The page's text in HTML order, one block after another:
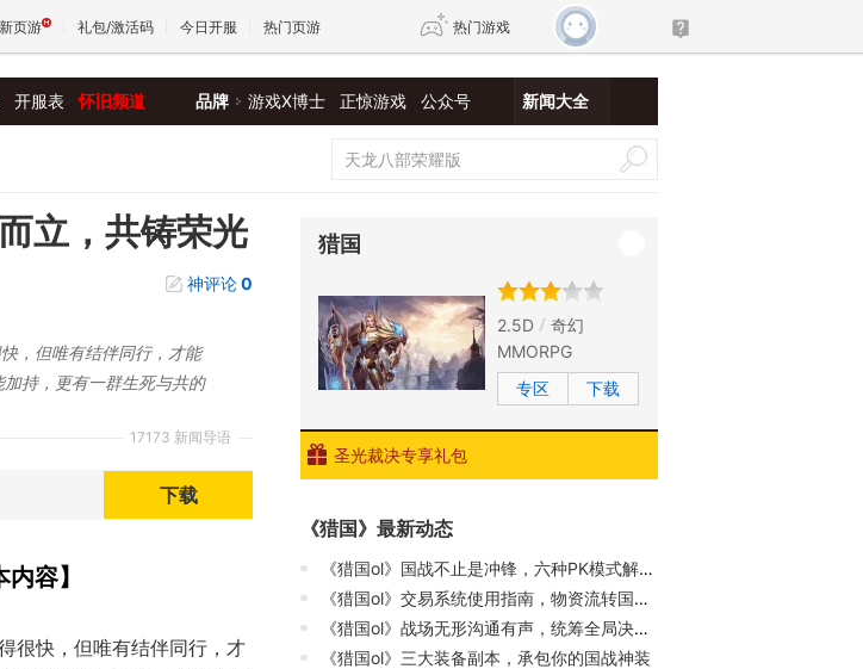
新页游 礼包/激活码 今日开服 热门页游 热门游戏
新仙侠5
开服表 怀旧频道 品牌 游戏X博士 正惊游戏 公众号 新闻大全
立，共铸荣光
神评论0
17173 新闻导语
，但唯有结伴同行，才能
持，更有一群生死与共的
下载
容】
很快，但唯有结伴同行，才
猎国
2.5D
奇幻
MMORPG
专区
下载
圣光裁决专享礼包
《猎国》最新动态
《猎国ol》国战不止是冲锋，六种PK模式解锁不同玩法
《猎国ol》交易系统使用指南，物资流转国战无忧
《猎国ol》战场无形沟通有声，统筹全局决胜千里
《猎国ol》三大装备副本，承包你的国战神装